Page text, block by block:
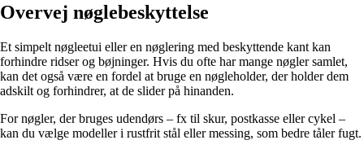
Overvej nøglebeskyttelse
Et simpelt nøgleetui eller en nøglering med beskyttende kant kan
forhindre ridser og bøjninger. Hvis du ofte har mange nøgler samlet,
kan det også være en fordel at bruge en nøgleholder, der holder dem
adskilt og forhindrer, at de slider på hinanden.
For nøgler, der bruges udendørs – fx til skur, postkasse eller cykel –
kan du vælge modeller i rustfrit stål eller messing, som bedre tåler fugt.